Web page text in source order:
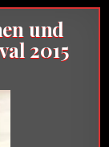
und
2015